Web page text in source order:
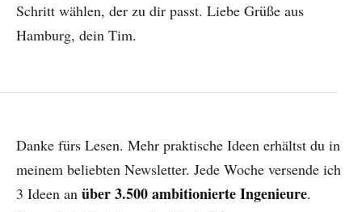
Schritt wählen, der zu dir passt. Liebe Grüße aus
Hamburg, dein Tim.
Danke fürs Lesen. Mehr praktische Ideen erhältst du in
meinem beliebten Newsletter. Jede Woche versende ich
3 Ideen an über 3.500 ambitionierte Ingenieure.